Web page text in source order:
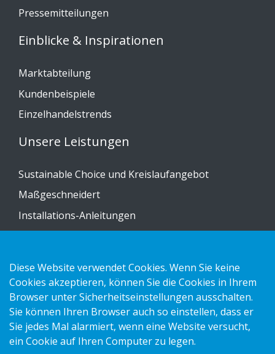
Pressemitteilungen
Einblicke & Inspirationen
Marktabteilung
Kundenbeispiele
Einzelhandelstrends
Unsere Leistungen
Sustainable Choice und Kreislaufangebot
Maßgeschneidert
Installations-Anleitungen
Kontakt
Datenschutzerklärung
Cookies
Impressum
Diese Website verwendet Cookies. Wenn Sie keine
Cookies akzeptieren, können Sie die Cookies in Ihrem
Browser unter Sicherheitseinstellungen ausschalten.
Sie können Ihren Browser auch so einstellen, dass er
Sie jedes Mal alarmiert, wenn eine Website versucht,
ein Cookie auf Ihren Computer zu legen.